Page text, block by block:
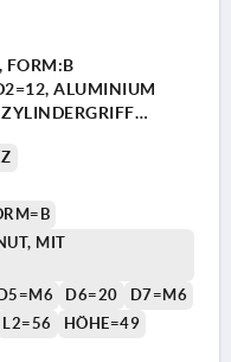
90° versetzt
FORM:B
ALUMINIUM
MIT
D5=M6 D6=20
D7=M6
L2=56
HÖHE=49